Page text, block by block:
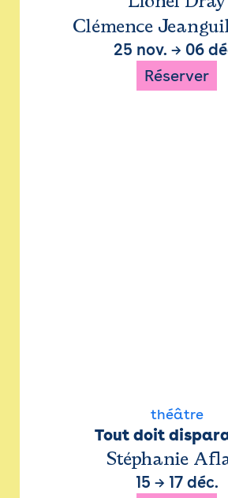
Clémence
25 nov. → 06
Réserver
théâtre
Tout doit
Stéphanie
15 → 17 déc.